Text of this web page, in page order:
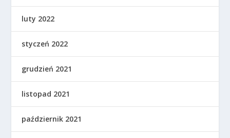
luty 2022
styczeń 2022
grudzień 2021
listopad 2021
październik 2021